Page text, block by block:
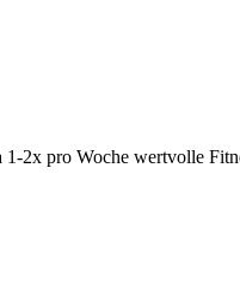
2x pro Woche wertvolle